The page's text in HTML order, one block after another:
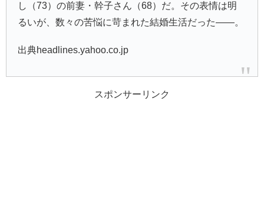
し（73）の前妻・幹子さん（68）だ。その表情は明
るいが、数々の苦悩に苛まれた結婚生活だった――。
出典headlines.yahoo.co.jp
スポンサーリンク